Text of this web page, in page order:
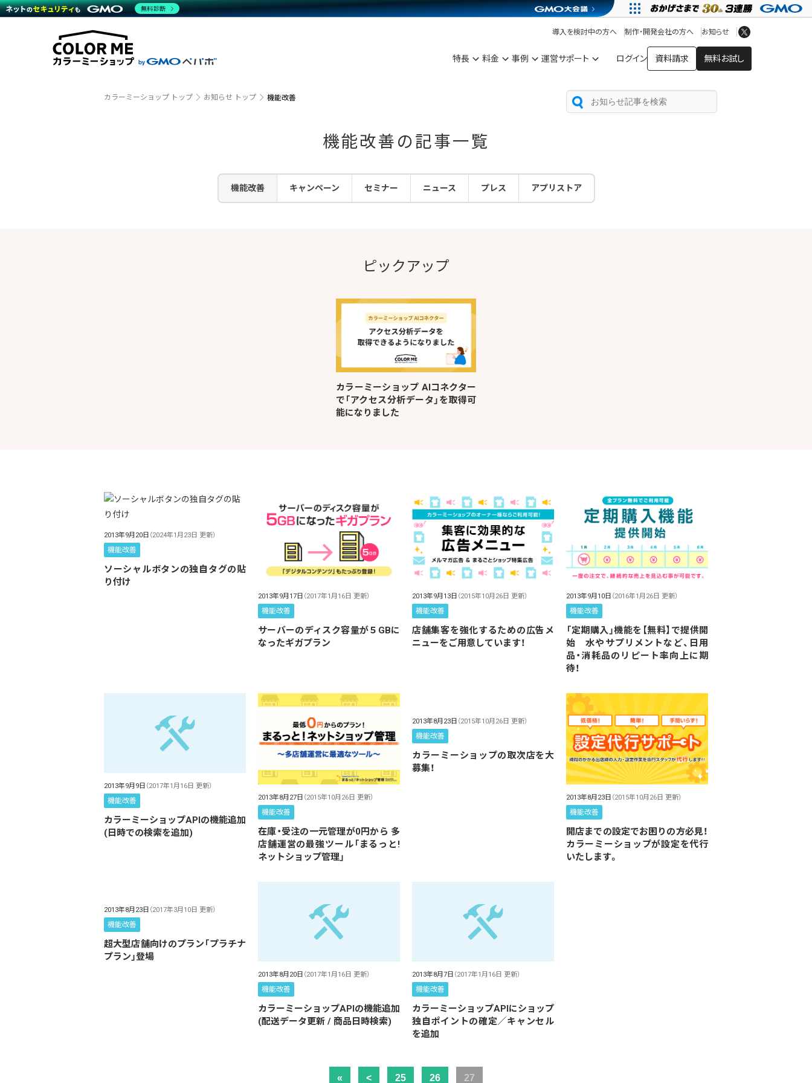
特長 料金 事例 運営サポート ログイン 資料請求 無料お試し
導入を検討中の方へ 制作・開発会社の方へ お知らせ
商材一覧を見る
機能一覧を見る
越境EC（海外販売）
売上につながる集客
顧客ロイヤリティを向上
複数店舗との連携
雑貨販売 アプリストア
料金
プラン・料金一覧を見る
料金シミュレーション
事例
運営サポート
サポート一覧を見る
開発・API連携代行
ヘルプを見る
ヘルプセンター
カラーミーショップ トップ お知らせ トップ 機能改善
機能改善の記事一覧
機能改善 キャンペーン セミナー ニュース プレス アプリストア
ピックアップ
カラーミーショップ AIコネクター
で「アクセス分析データ」を取得可
能になりました
2013年9月20日 （2024年1月23日 更新）
機能改善
ソーシャルボタンの独自タグの貼
り付け
2013年9月17日 （2017年1月16日 更新）
機能改善
サーバーのディスク容量が５GBに
なったギガプラン
2013年9月13日 （2015年10月26日 更新）
機能改善
店舗集客を強化するための広告メ
ニューをご用意しています！
2013年9月10日 （2016年1月26日 更新）
機能改善
「定期購入」機能を【無料】で提供開
始 水やサプリメントなど、日用
品・消耗品のリピート率向上に期
待！
2013年9月9日 （2017年1月16日 更新）
機能改善
カラーミーショップAPIの機能追加
(日時での検索を追加)
2013年8月27日 （2015年10月26日 更新）
機能改善
在庫・受注の一元管理が0円から 多
店舗運営の最強ツール「まるっと!
ネットショップ管理」
2013年8月23日 （2015年10月26日 更新）
機能改善
カラーミーショップの取次店を大
募集！
2013年8月23日 （2015年10月26日 更新）
機能改善
開店までの設定でお困りの方必見！
カラーミーショップが設定を代行
いたします。
2013年8月23日 （2017年3月10日 更新）
機能改善
超大型店舗向けのプラン「プラチナ
プラン」登場
2013年8月20日 （2017年1月16日 更新）
機能改善
カラーミーショップAPIの機能追加
(配送データ更新 / 商品日時検索)
2013年8月7日 （2017年1月16日 更新）
機能改善
カラーミーショップAPIにショップ
独自ポイントの確定／キャンセル
を追加
« < 25 26 27
無料診断